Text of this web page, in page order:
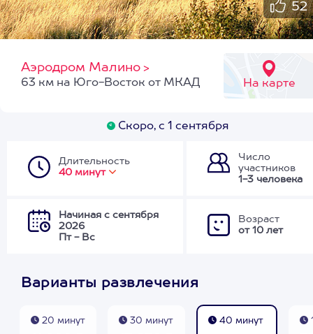
52
Аэродром Малино >
На карте
63 км на Юго-Восток от МКАД
Скоро, с 1 сентября
Длительность
40 минут
Число
участников
1-3 человека
Начиная с сентября
2026
Пт - Вс
Возраст
от 10 лет
Варианты развлечения
20 минут 30 минут 40 минут